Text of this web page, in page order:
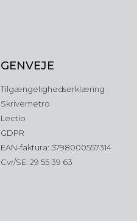
GENVEJE
Tilgængelighedserklæring
Skrivemetro
Lectio
GDPR
EAN-faktura: 5798000557314
Cvr/SE: 29 55 39 63